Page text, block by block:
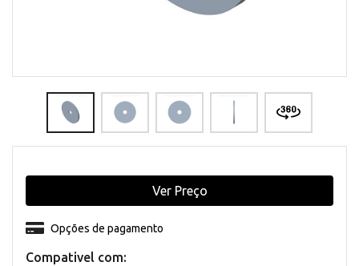
Compativel com:
Opções de pagamento
Ver Preço